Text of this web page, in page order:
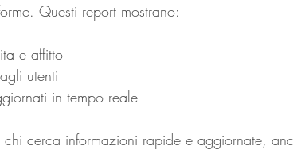
Questi report mostrano:
e affitto
utenti
in tempo reale
cerca informazioni rapide e aggiornate,